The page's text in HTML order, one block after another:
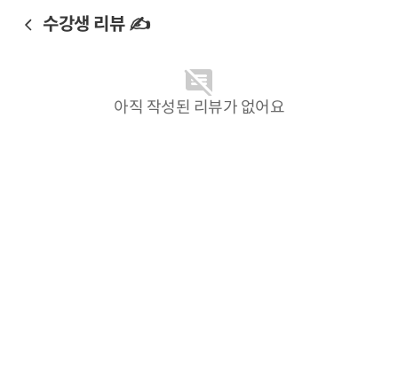
수강생 리뷰 ✍️
아직 작성된 리뷰가 없어요